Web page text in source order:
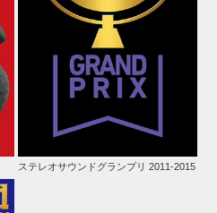
ステレオサウンドグランプリ 2011-2015